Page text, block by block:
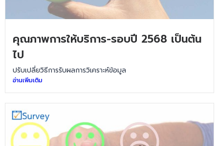
คุณภาพการให้บริการ-รอบปี 2568 เป็นต้น
ไป
ปรับเปลี่ยวิธีการรับผลการวิเคราะห์ข้อมูล
อ่านเพิ่มเติม